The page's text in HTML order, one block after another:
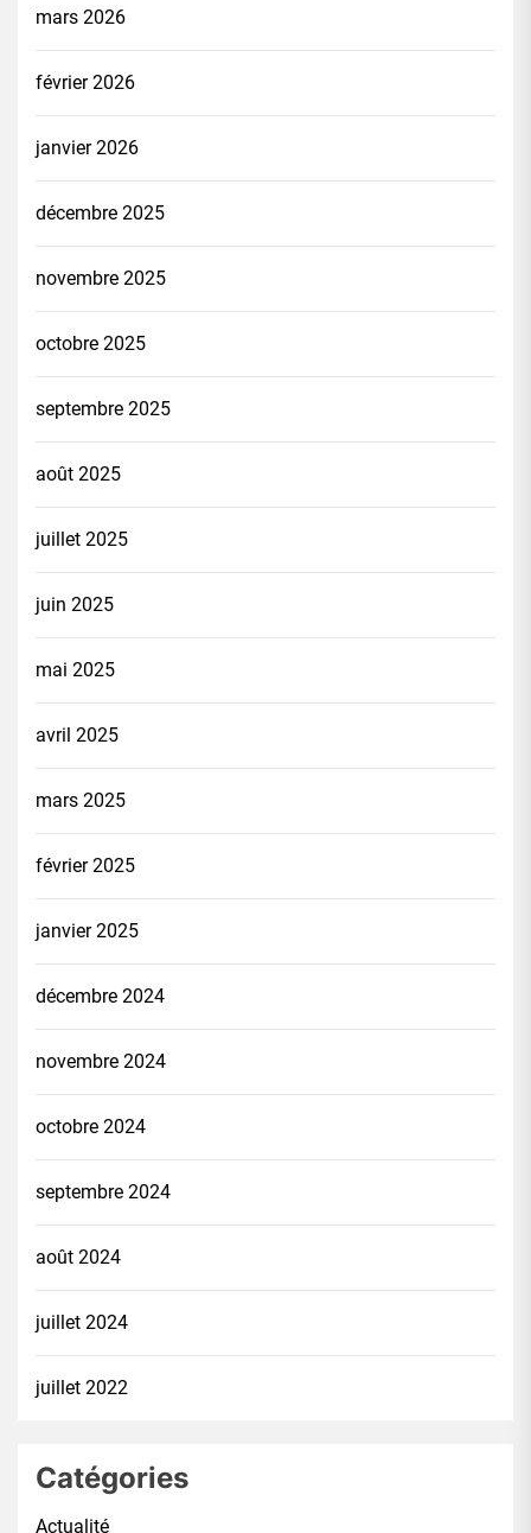
mars 2026
février 2026
janvier 2026
décembre 2025
novembre 2025
octobre 2025
septembre 2025
août 2025
juillet 2025
juin 2025
mai 2025
avril 2025
mars 2025
février 2025
janvier 2025
décembre 2024
novembre 2024
octobre 2024
septembre 2024
août 2024
juillet 2024
juillet 2022
Catégories
Actualité